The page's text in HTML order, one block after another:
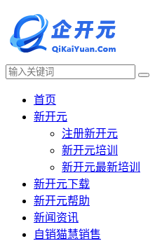
首页
新开元
注册新开元
新开元培训
新开元最新培训
新开元下载
新开元帮助
新闻资讯
自销猫慧销售